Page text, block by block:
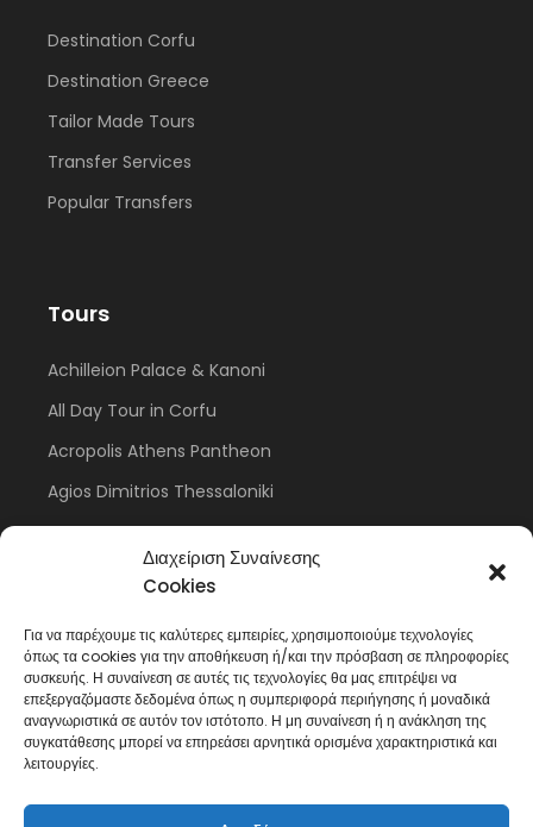
Διαχείριση Συναίνεσης
Cookies
Για να παρέχουμε τις καλύτερες εμπειρίες, χρησιμοποιούμε τεχνολογίες
όπως τα cookies για την αποθήκευση ή/και την πρόσβαση σε πληροφορίες
συσκευής. Η συναίνεση σε αυτές τις τεχνολογίες θα μας επιτρέψει να
επεξεργαζόμαστε δεδομένα όπως η συμπεριφορά περιήγησης ή μοναδικά
αναγνωριστικά σε αυτόν τον ιστότοπο. Η μη συναίνεση ή η ανάκληση της
συγκατάθεσης μπορεί να επηρεάσει αρνητικά ορισμένα χαρακτηριστικά και
λειτουργίες.
Destination Corfu
Destination Greece
Tailor Made Tours
Transfer Services
Popular Transfers
Tours
Achilleion Palace & Kanoni
All Day Tour in Corfu
Acropolis Athens Pantheon
Agios Dimitrios Thessaloniki
Meteora Monastery
Anthea Tours Corfu
About
Contact